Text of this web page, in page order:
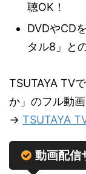
聴OK！
DVDやCD
タル8」と
TSUTAYA TV
か」のフル動
→ TSUTAYA
動画配信